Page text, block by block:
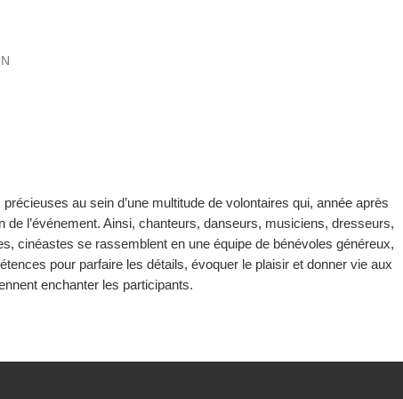
au sein d’une multitude de volontaires qui, année après
de l’événement. Ainsi, chanteurs, danseurs, musiciens, dresseurs,
cinéastes se rassemblent en une équipe de bénévoles généreux,
pour parfaire les détails, évoquer le plaisir et donner vie aux
enchanter les participants.